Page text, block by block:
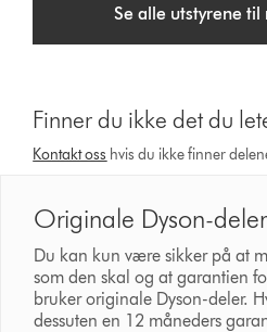
Se alle utstyrene til
Finner du ikke det du
Kontakt oss hvis du ikke finner
Originale Dyson-deler
Du kan kun være sikker på at
som den skal og at garantien
bruker originale Dyson-deler.
dessuten en 12 måneders